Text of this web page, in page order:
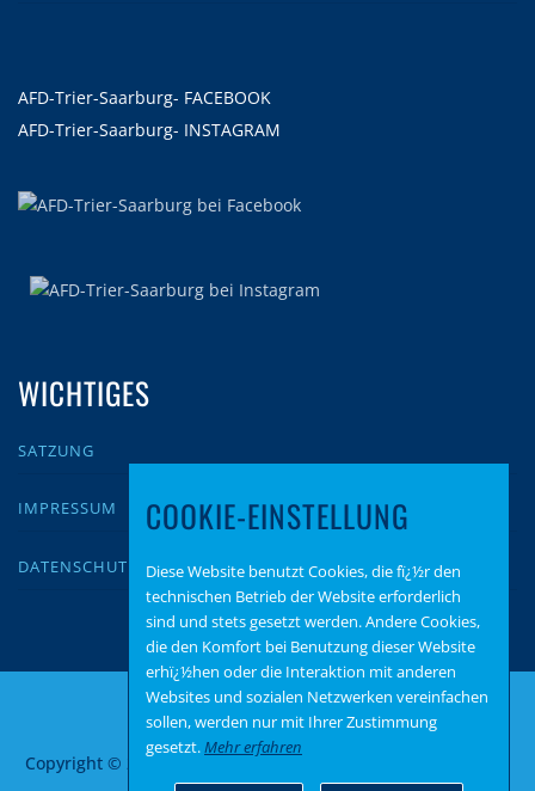
AFD-Trier-Saarburg- FACEBOOK
AFD-Trier-Saarburg- INSTAGRAM
WICHTIGES
SATZUNG
IMPRESSUM
DATENSCHUTZ
Copyright © 2026 AfD Trier-Saarburg
COOKIE-EINSTELLUNG
Diese Website benutzt Cookies, die fï¿½r den
technischen Betrieb der Website erforderlich
sind und stets gesetzt werden. Andere Cookies,
die den Komfort bei Benutzung dieser Website
erhï¿½hen oder die Interaktion mit anderen
Websites und sozialen Netzwerken vereinfachen
sollen, werden nur mit Ihrer Zustimmung
gesetzt.Mehr erfahren